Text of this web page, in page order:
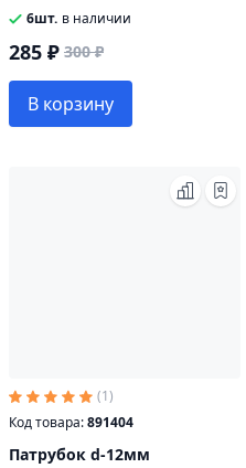
градусов синий
6шт. в наличии
285 ₽ 300 ₽
В корзину
(1)
Код товара:891404
Патрубок d-12мм